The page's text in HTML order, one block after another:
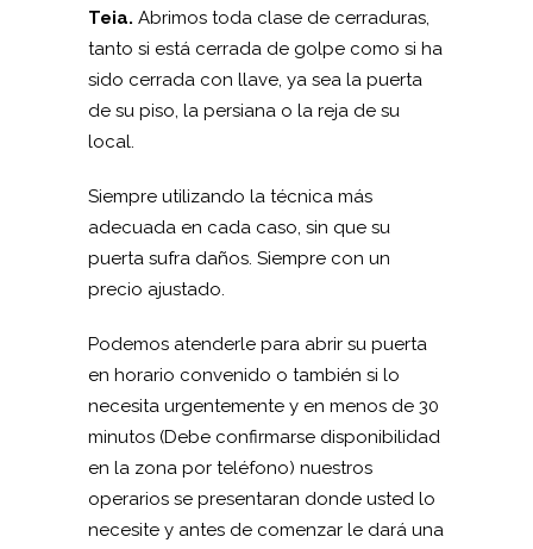
Teia. Abrimos toda clase de cerraduras,
tanto si está cerrada de golpe como si ha
sido cerrada con llave, ya sea la puerta
de su piso, la persiana o la reja de su
local.
Siempre utilizando la técnica más
adecuada en cada caso, sin que su
puerta sufra daños. Siempre con un
precio ajustado.
Podemos atenderle para abrir su puerta
en horario convenido o también si lo
necesita urgentemente y en menos de 30
minutos (Debe confirmarse disponibilidad
en la zona por teléfono) nuestros
operarios se presentaran donde usted lo
necesite y antes de comenzar le dará una